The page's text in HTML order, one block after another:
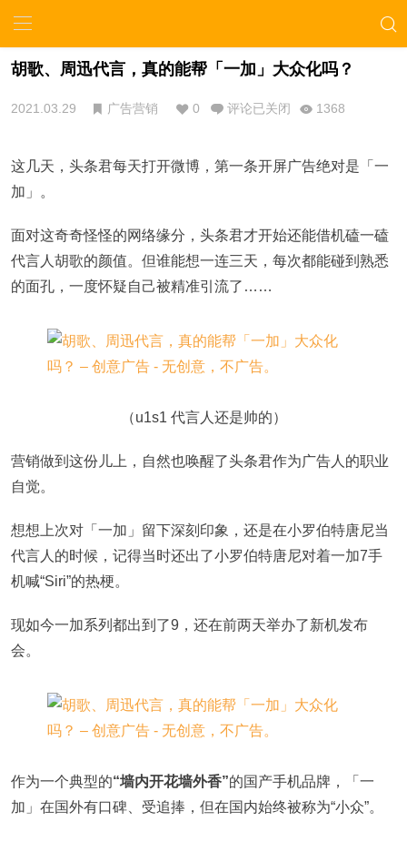
胡歌、周迅代言，真的能帮「一加」大众化吗？
2021.03.29 广告营销 0 评论已关闭 1368
这几天，头条君每天打开微博，第一条开屏广告绝对是「一
加」。
面对这奇奇怪怪的网络缘分，头条君才开始还能借机磕一磕
代言人胡歌的颜值。但谁能想一连三天，每次都能碰到熟悉
的面孔，一度怀疑自己被精准引流了……
（u1s1 代言人还是帅的）
营销做到这份儿上，自然也唤醒了头条君作为广告人的职业
自觉。
想想上次对「一加」留下深刻印象，还是在小罗伯特唐尼当
代言人的时候，记得当时还出了小罗伯特唐尼对着一加7手
机喊“Siri”的热梗。
现如今一加系列都出到了9，还在前两天举办了新机发布
会。
作为一个典型的“墙内开花墙外香”的国产手机品牌，「一
加」在国外有口碑、受追捧，但在国内始终被称为“小众”。